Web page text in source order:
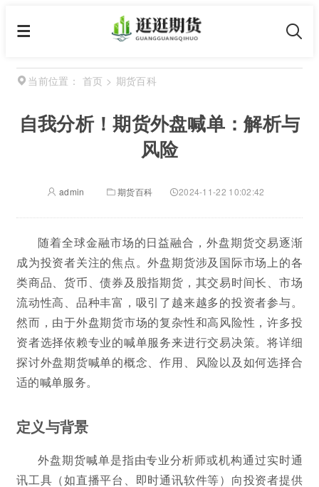
当前位置： 首页 > 期货百科
自我分析！期货外盘喊单：解析与
风险
admin 期货百科 2024-11-22 10:02:42
随着全球金融市场的日益融合，外盘期货交易逐渐
成为投资者关注的焦点。外盘期货涉及国际市场上的各
类商品、货币、债券及股指期货，其交易时间长、市场
流动性高、品种丰富，吸引了越来越多的投资者参与。
然而，由于外盘期货市场的复杂性和高风险性，许多投
资者选择依赖专业的喊单服务来进行交易决策。将详细
探讨外盘期货喊单的概念、作用、风险以及如何选择合
适的喊单服务。
定义与背景
外盘期货喊单是指由专业分析师或机构通过实时通
讯工具（如直播平台、即时通讯软件等）向投资者提供